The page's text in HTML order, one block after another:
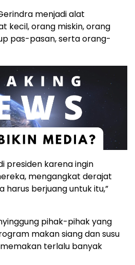
menjadi alat
kecil, orang miskin, orang
pas-pasan, serta orang-
presiden karena ingin
mengangkat derajat
harus berjuang untuk itu,”
pihak-pihak yang
makan siang dan susu
terlalu banyak